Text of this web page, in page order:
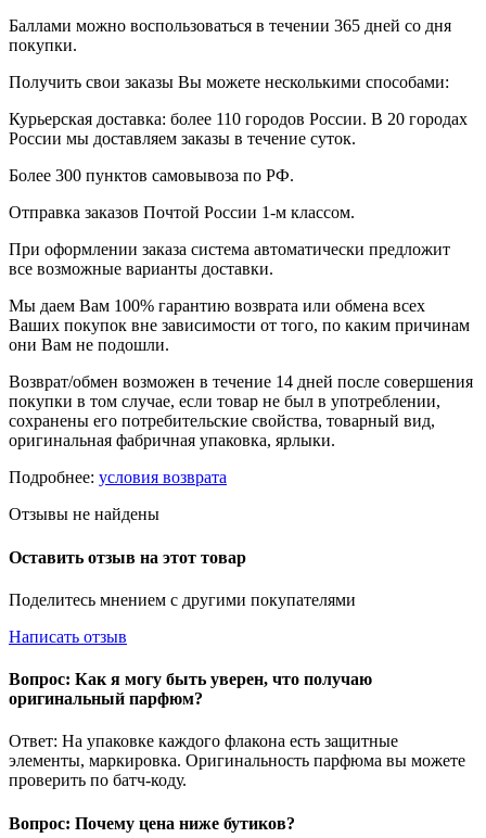
Баллами можно воспользоваться в течении 365 дней со дня
покупки.
Получить свои заказы Вы можете несколькими способами:
Курьерская доставка: более 110 городов России. В 20 городах
России мы доставляем заказы в течение суток.
Более 300 пунктов самовывоза по РФ.
Отправка заказов Почтой России 1-м классом.
При оформлении заказа система автоматически предложит
все возможные варианты доставки.
Мы даем Вам 100% гарантию возврата или обмена всех
Ваших покупок вне зависимости от того, по каким причинам
они Вам не подошли.
Возврат/обмен возможен в течение 14 дней после совершения
покупки в том случае, если товар не был в употреблении,
сохранены его потребительские свойства, товарный вид,
оригинальная фабричная упаковка, ярлыки.
Подробнее: условия возврата
Отзывы не найдены
Оставить отзыв на этот товар
Поделитесь мнением с другими покупателями
Написать отзыв
Вопрос: Как я могу быть уверен, что получаю
оригинальный парфюм?
Ответ: На упаковке каждого флакона есть защитные
элементы, маркировка. Оригинальность парфюма вы можете
проверить по батч-коду.
Вопрос: Почему цена ниже бутиков?